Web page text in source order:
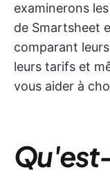
examinerons
de Smartsheet
comparant
leurs tarifs et
vous aider à